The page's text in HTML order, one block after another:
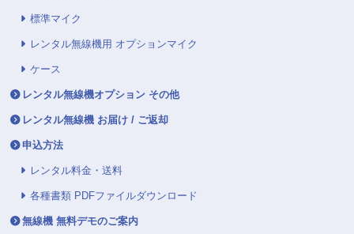
標準マイク
レンタル無線機用 オプションマイク
ケース
レンタル無線機オプション その他
レンタル無線機 お届け / ご返却
申込方法
レンタル料金・送料
各種書類 PDFファイルダウンロード
無線機 無料デモのご案内